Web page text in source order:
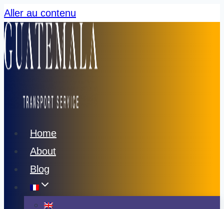
Aller au contenu
Home
About
Blog